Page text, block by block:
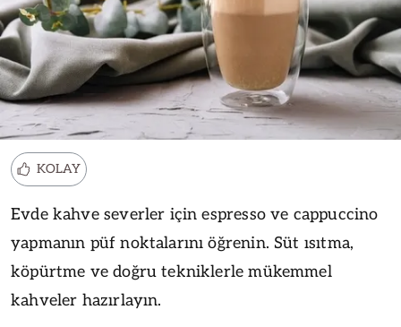
KOLAY
Evde kahve severler için espresso ve cappuccino
yapmanın püf noktalarını öğrenin. Süt ısıtma,
köpürtme ve doğru tekniklerle mükemmel
kahveler hazırlayın.